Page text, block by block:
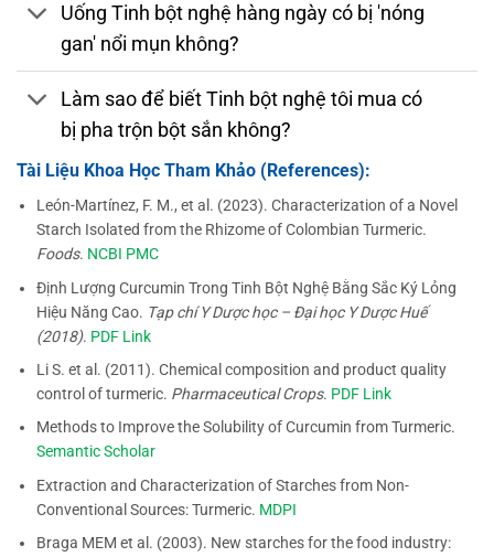
Uống Tinh bột nghệ hàng ngày có bị 'nóng
gan' nổi mụn không?
Làm sao để biết Tinh bột nghệ tôi mua có
bị pha trộn bột sắn không?
Tài Liệu Khoa Học Tham Khảo (References):
León-Martínez, F. M., et al. (2023). Characterization of a Novel
Starch Isolated from the Rhizome of Colombian Turmeric.
Foods. NCBI PMC
Định Lượng Curcumin Trong Tinh Bột Nghệ Bằng Sắc Ký Lỏng
Hiệu Năng Cao. Tạp chí Y Dược học – Đại học Y Dược Huế
(2018). PDF Link
Li S. et al. (2011). Chemical composition and product quality
control of turmeric. Pharmaceutical Crops. PDF Link
Methods to Improve the Solubility of Curcumin from Turmeric.
Semantic Scholar
Extraction and Characterization of Starches from Non-
Conventional Sources: Turmeric. MDPI
Braga MEM et al. (2003). New starches for the food industry: